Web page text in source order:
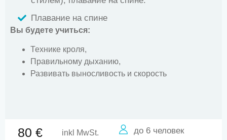
Плавание на спине
Вы будете учиться:
Технике кроля,
Правильному дыханию,
Развивать выносливость и скорость
до 6 человек
80 € inkl MwSt.